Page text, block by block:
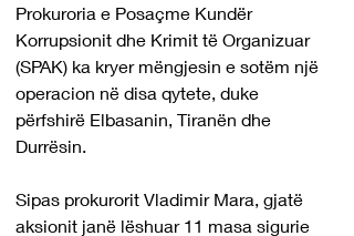
Prokuroria e Posaçme Kundër
Korrupsionit dhe Krimit të Organizuar
(SPAK) ka kryer mëngjesin e sotëm një
operacion në disa qytete, duke
përfshirë Elbasanin, Tiranën dhe
Durrësin.
Sipas prokurorit Vladimir Mara, gjatë
aksionit janë lëshuar 11 masa sigurie